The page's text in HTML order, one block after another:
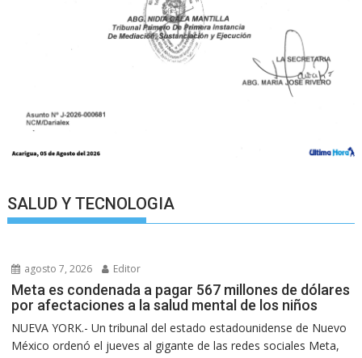
SALUD Y TECNOLOGIA
agosto 7, 2026 Editor
Meta es condenada a pagar 567 millones de dólares
por afectaciones a la salud mental de los niños
NUEVA YORK.- Un tribunal del estado estadounidense de Nuevo
México ordenó el jueves al gigante de las redes sociales Meta,